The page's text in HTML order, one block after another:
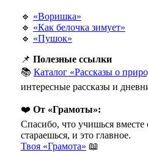
🔹 «Воришка»
🔹 «Как белочка зимует»
🔹 «Пушок»
📌 Полезные ссылки
📚 Каталог «Рассказы о
интересные рассказы и
❤️ От «Грамоты»:
Спасибо, что учишься
стараешься, и это главное.
Твоя «Грамота» 📖